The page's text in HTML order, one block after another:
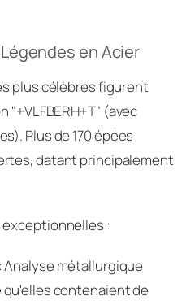
en Acier
plus célèbres figurent
(avec
Plus de 170 épées
datant principalement
:
Analyse métallurgique
qu'elles contenaient de